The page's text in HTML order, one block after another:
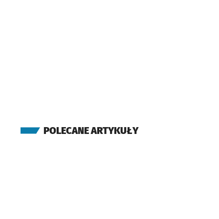
POLECANE ARTYKUŁY